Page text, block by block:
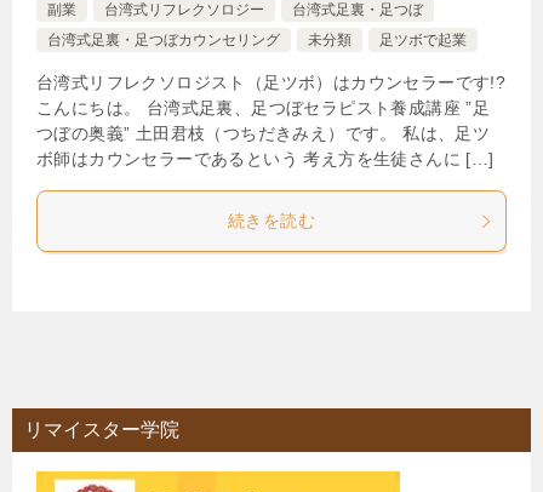
副業 台湾式リフレクソロジー
台湾式足裏・足つぼ
台湾式足裏・足つぼカウンセリング
未分類 足ツボで起業
台湾式リフレクソロジスト（足ツボ）はカウンセラーです!?
こんにちは。 台湾式足裏、足つぼセラピスト養成講座 ”足
つぼの奥義” 土田君枝（つちだきみえ）です。 私は、足ツ
ボ師はカウンセラーであるという 考え方を生徒さんに […]
続きを読む
リマイスター学院